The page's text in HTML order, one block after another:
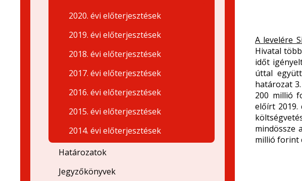
A levelére
Hivatal
időt
úttal
határozat
200 millió
előírt 2019.
mindössze
millió forint
2020. évi előterjesztések
2019. évi előterjesztések
2018. évi előterjesztések
2017. évi előterjesztések
2016. évi előterjesztések
2015. évi előterjesztések
2014. évi előterjesztések
Határozatok
Jegyzőkönyvek